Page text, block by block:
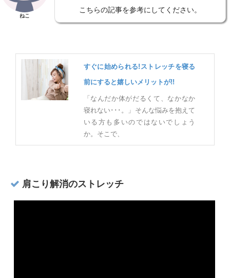
ねこ
こちらの記事を参考にしてください。
すぐに始められる!ストレッチを寝る
前にすると嬉しいメリットが!!
「なんだか体がだるくて、なかなか
寝れない･･･。」そんな悩みを抱えて
いる方も多いのではないでしょう
か。そこで、
肩こり解消のストレッチ